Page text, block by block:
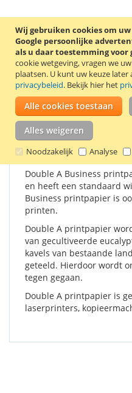
Wij gebruiken cookies om
Google persoonlijke
als u daar toestemming voor
cookie wetgeving, vragen we
plaatsen. U kunt uw keuze later
privacybeleid. Bekijk hier het
Alle cookies toestaan
Alles weigeren
Noodzakelijk Analyse
VOEG TOE
TOEVOEGEN
1 Pallet met 16 dozen van 5
Business 75 grams A4 papier
Details
Double A Business
en heeft een standaard
Business printpapier is
printen.
Double A printpapier
van gecultiveerde
kavels van bestaande
geteeld. Hierdoor wordt
tegen gegaan.
Double A printpapier is
laserprinters,